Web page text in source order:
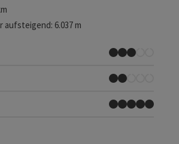
aufsteigend: 6.037 m